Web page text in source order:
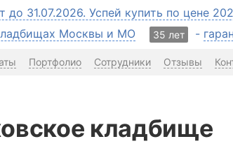
до 31.07.2026. Успей купить по цене
Москвы и МО 35 лет -
Портфолио Сотрудники Отзывы
кладбище